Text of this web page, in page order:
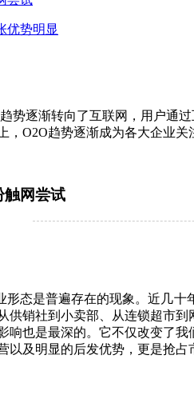
优势明显
逐渐转向了互联网，用户通
O2O趋势逐渐成为各大企业关
触网尝试
态是普遍存在的现象。近几
供销社到小卖部、从连锁超市
响也是最深的。它不仅改变了
以及明显的后发优势，更是抢